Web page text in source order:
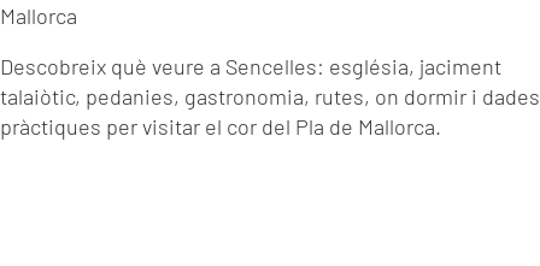
Mallorca
Descobreix què veure a Sencelles: església, jaciment
talaiòtic, pedanies, gastronomia, rutes, on dormir i dades
pràctiques per visitar el cor del Pla de Mallorca.